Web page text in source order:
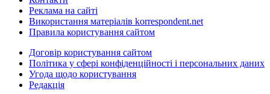
Реклама на сайті
Використання матеріалів korrespondent.net
Правила користування сайтом
Договір користування сайтом
Політика у сфері конфіденційності і персональних даних
Угода щодо користування
Редакція